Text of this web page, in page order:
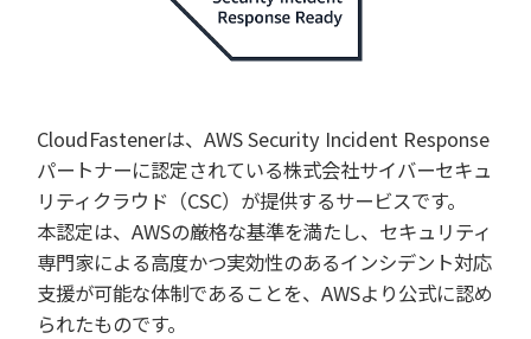
CloudFastenerは、AWS Security Incident Response
パートナーに認定されている株式会社サイバーセキュ
リティクラウド（CSC）が提供するサービスです。
本認定は、AWSの厳格な基準を満たし、セキュリティ
専門家による高度かつ実効性のあるインシデント対応
支援が可能な体制であることを、AWSより公式に認め
られたものです。